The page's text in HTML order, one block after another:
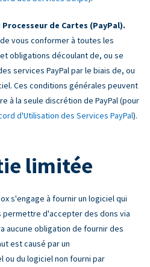
de Cartes (PayPal).
vous conformer à toutes les
obligations découlant de, ou se
services PayPal par le biais de, ou
Ces conditions générales peuvent
à la seule discrétion de PayPal (pour
d'Utilisation des Services PayPal).
limitée
s'engage à fournir un logiciel qui
permettre d'accepter des dons via
aucune obligation de fournir des
est causé par un
du logiciel non fourni par